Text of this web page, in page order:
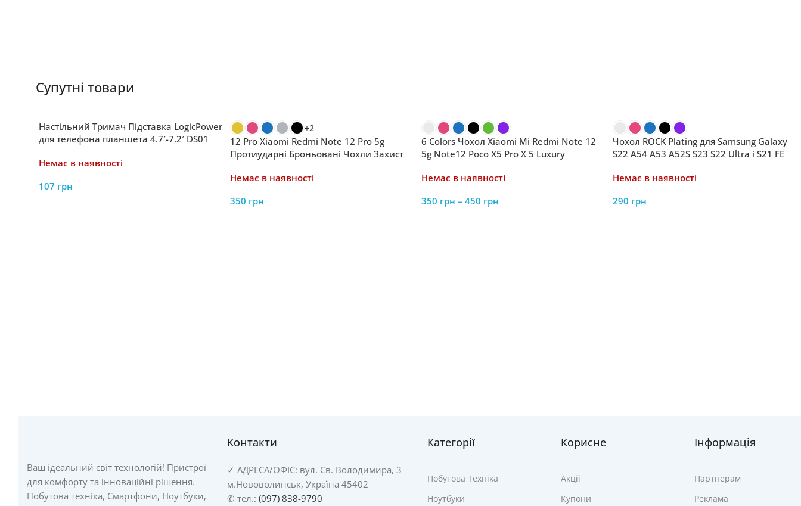
Супутні товари
Настільний Тримач Підставка LogicPower
для телефона планшета 4.7′-7.2′ DS01
Немає в наявності
107 грн
+2
12 Pro Xiaomi Redmi Note 12 Pro 5g
Протиударні Броньовані Чохли Захист
Немає в наявності
350 грн
6 Colors Чохол Xiaomi Mi Redmi Note 12
5g Note12 Poco X5 Pro X 5 Luxury
Немає в наявності
350 грн – 450 грн
Чохол ROCK Plating для Samsung Galaxy
S22 A54 A53 A52S S23 S22 Ultra і S21 FE
Немає в наявності
290 грн
Ваш ідеальний світ технологій! Пристрої
для комфорту та інноваційні рішення.
Побутова техніка, Смартфони, Ноутбуки,
Контакти
✓ АДРЕСА/ОФІС: вул. Св. Володимира, 3
м.Нововолинськ, Україна 45402
✆ тел.: (097) 838-9790
Категорії
Побутова Техніка
Ноутбуки
Корисне
Акції
Купони
Інформація
Партнерам
Реклама